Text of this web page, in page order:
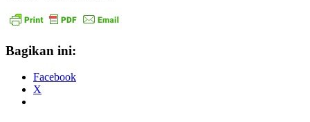
Bagikan ini:
Facebook
X